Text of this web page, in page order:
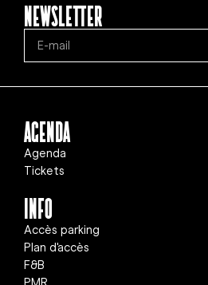
Newsletter
Agenda
Agenda
Tickets
info
Accès parking
Plan d'accès
F&B